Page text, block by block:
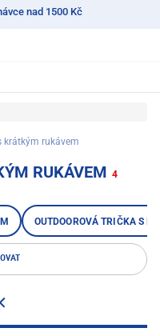
nad 1500 Kč
krátkým rukávem
RUKÁVEM 4
OUTDOOROVÁ TRIČKA S